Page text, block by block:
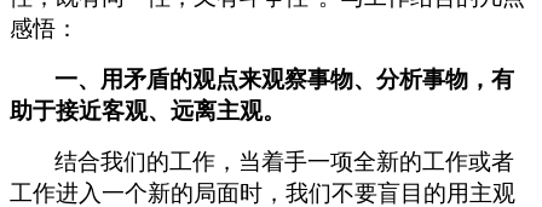
感悟：
一、用矛盾的观点来观察事物、分析事物，有
助于接近客观、远离主观。
结合我们的工作，当着手一项全新的工作或者
工作进入一个新的局面时，我们不要盲目的用主观